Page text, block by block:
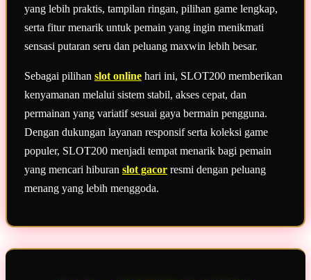
yang lebih praktis, tampilan ringan, pilihan game lengkap,
serta fitur menarik untuk pemain yang ingin menikmati
sensasi putaran seru dan peluang maxwin lebih besar.
Sebagai pilihan slot online hari ini, SLOT200 memberikan
kenyamanan melalui sistem stabil, akses cepat, dan
permainan yang variatif sesuai gaya bermain pengguna.
Dengan dukungan layanan responsif serta koleksi game
populer, SLOT200 menjadi tempat menarik bagi pemain
yang mencari hiburan slot gacor resmi dengan peluang
menang yang lebih menggoda.